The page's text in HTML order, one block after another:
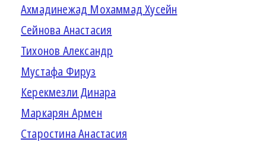
Ахмадинежад Мохаммад Хусейн
Сейнова Анастасия
Тихонов Александр
Мустафа Фируз
Керекмезли Динара
Маркарян Армен
Старостина Анастасия